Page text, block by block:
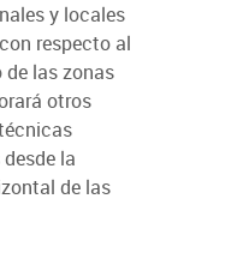
y locales
respecto al
las zonas
otros
la
de las